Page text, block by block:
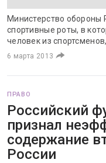
Министерство обороны
спортивные роты, в
человек из
6 марта 2013
ПРАВО
Российский
признал
содержание
России